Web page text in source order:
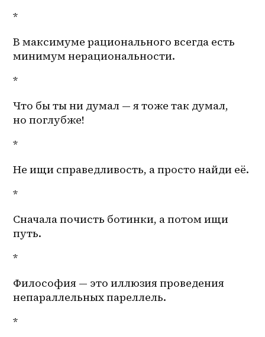
*
В максимуме рационального всегда есть
минимум нерациональности.
*
Что бы ты ни думал — я тоже так думал,
но поглубже!
*
Не ищи справедливость, а просто найди её.
*
Сначала почисть ботинки, а потом ищи
путь.
*
Философия — это иллюзия проведения
непараллельных пареллель.
*